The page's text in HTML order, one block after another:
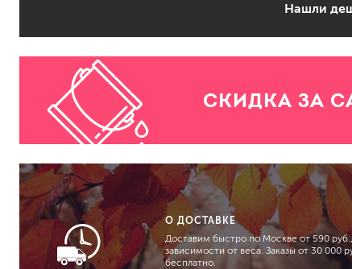
Нашли
СКИДКА ЗА
О ДОСТАВКЕ
Доставим быстро по Москве от 590
зависимости от веса. Заказы от 30 000
бесплатно.